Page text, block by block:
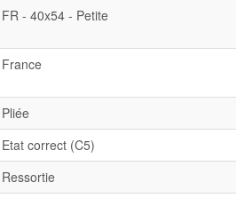
FR - 40x54 - Petite
France
Pliée
Etat correct (C5)
Ressortie